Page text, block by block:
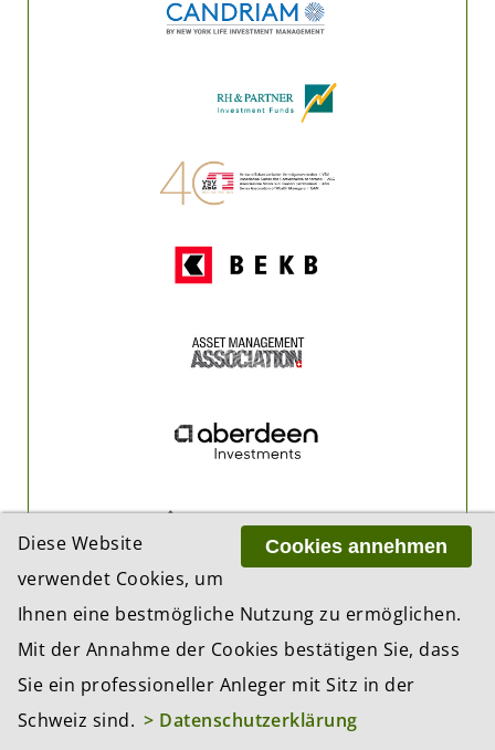
Cookies annehmen
Diese Website
verwendet Cookies, um
Ihnen eine bestmögliche Nutzung zu ermöglichen.
Mit der Annahme der Cookies bestätigen Sie, dass
Sie ein professioneller Anleger mit Sitz in der
Schweiz sind. > Datenschutzerklärung